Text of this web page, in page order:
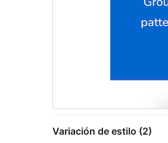
Variación de estilo (2)